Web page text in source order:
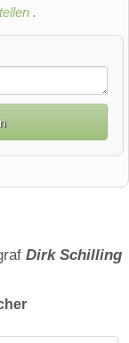
.
Dirk Schilling